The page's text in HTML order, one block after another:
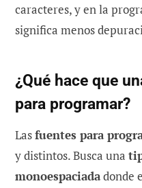
caracteres, y en la
significa menos
¿Qué hace que
para programar?
Lasfuentes para
y distintos. Busca una
monoespaciadadonde